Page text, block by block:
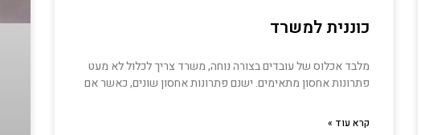
כוננית למשרד
מלבד אכלוס של עובדים בצורה נוחה, משרד צריך לכלול לא מעט
פתרונות אחסון מתאימים. ישנם פתרונות אחסון שונים, כאשר אם
קרא עוד »